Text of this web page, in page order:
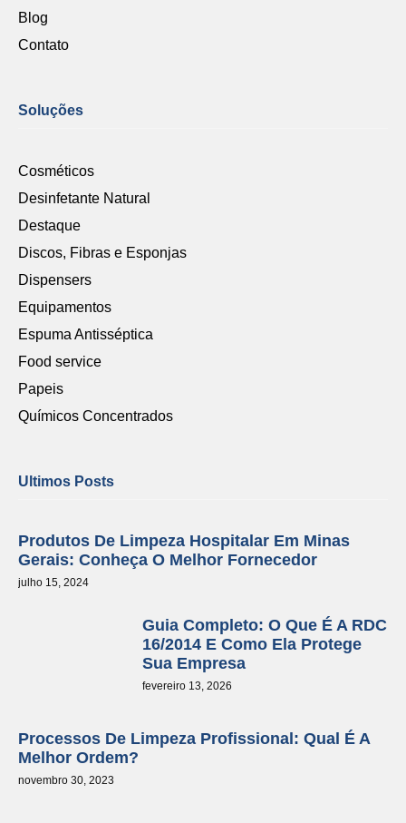
Blog
Contato
Soluções
Cosméticos
Desinfetante Natural
Destaque
Discos, Fibras e Esponjas
Dispensers
Equipamentos
Espuma Antisséptica
Food service
Papeis
Químicos Concentrados
Ultimos Posts
Produtos De Limpeza Hospitalar Em Minas
Gerais: Conheça O Melhor Fornecedor
julho 15, 2024
Guia Completo: O Que É A RDC
16/2014 E Como Ela Protege
Sua Empresa
fevereiro 13, 2026
Processos De Limpeza Profissional: Qual É A
Melhor Ordem?
novembro 30, 2023